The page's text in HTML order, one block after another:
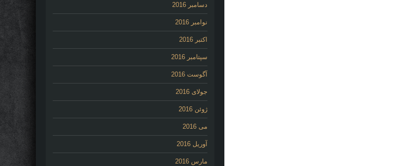
دسامبر 2016
نوامبر 2016
اکتبر 2016
سپتامبر 2016
آگوست 2016
جولای 2016
ژوئن 2016
می 2016
آوریل 2016
مارس 2016